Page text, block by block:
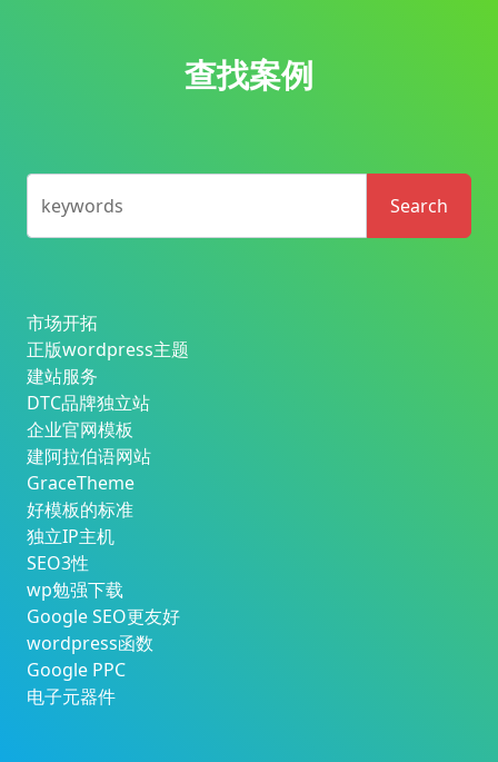
查找案例
keywords Search
市场开拓
正版wordpress主题
建站服务
DTC品牌独立站
企业官网模板
建阿拉伯语网站
GraceTheme
好模板的标准
独立IP主机
SEO3性
wp勉强下载
Google SEO更友好
wordpress函数
Google PPC
电子元器件